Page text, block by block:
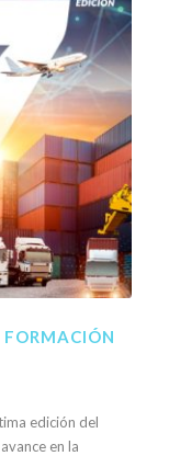
FORMACIÓN
edición del
en la